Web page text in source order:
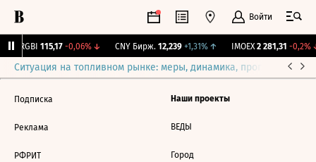
Войти
RGBI 115,17 -0,06%↓ CNY Бирж. 12,239 +1,31%↑ IMOEX 2 281,31 -0,2%↓
Ситуация на топливном рынке: меры, динамика, прогнозы
Подписка
Реклама
РФРИТ
Наши проекты
ВЕДЫ
Город